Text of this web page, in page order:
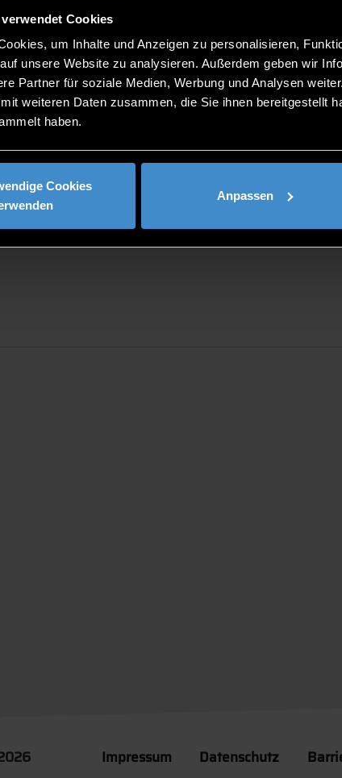
Cookies
um Inhalte und Anzeigen zu personalisieren,
unsere Website zu analysieren. Außerdem geben wir
Partner für soziale Medien, Werbung und Analysen
weiteren Daten zusammen, die Sie ihnen bereitgestellt
haben.
Cookies
Anpassen
Impressum Datenschutz